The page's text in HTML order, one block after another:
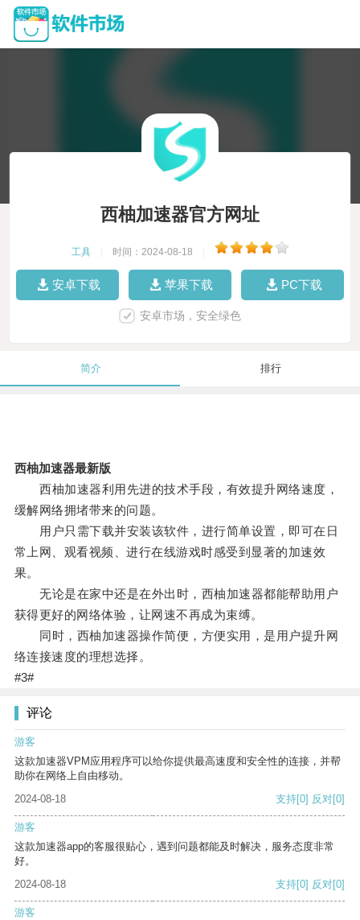
西柚加速器官方网址
工具 时间：2024-08-18
安卓下载 苹果下载 PC下载
安卓市场，安全绿色
简介 排行
西柚加速器最新版
西柚加速器利用先进的技术手段，有效提升网络速度，
缓解网络拥堵带来的问题。
用户只需下载并安装该软件，进行简单设置，即可在日
常上网、观看视频、进行在线游戏时感受到显著的加速效
果。
无论是在家中还是在外出时，西柚加速器都能帮助用户
获得更好的网络体验，让网速不再成为束缚。
同时，西柚加速器操作简便，方便实用，是用户提升网
络连接速度的理想选择。
#3#
评论
游客
这款加速器VPM应用程序可以给你提供最高速度和安全性的连接，并帮
助你在网络上自由移动。
2024-08-18
支持[0] 反对[0]
游客
这款加速器app的客服很贴心，遇到问题都能及时解决，服务态度非常
好。
2024-08-18
支持[0] 反对[0]
游客